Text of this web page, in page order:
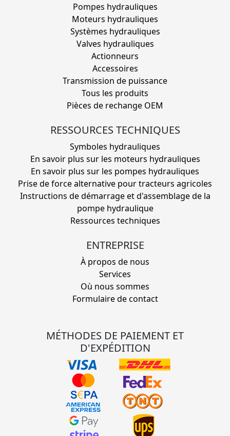
Pompes hydrauliques
Moteurs hydrauliques
Systèmes hydrauliques
Valves hydrauliques
Actionneurs
Accessoires
Transmission de puissance
Tous les produits
Pièces de rechange OEM
RESSOURCES TECHNIQUES
Symboles hydrauliques
En savoir plus sur les moteurs hydrauliques
En savoir plus sur les pompes hydrauliques
Prise de force alternative pour tracteurs agricoles
Instructions de démarrage et d'assemblage de la
pompe hydraulique
Ressources techniques
ENTREPRISE
À propos de nous
Services
Où nous sommes
Formulaire de contact
MÉTHODES DE PAIEMENT ET
D'EXPÉDITION